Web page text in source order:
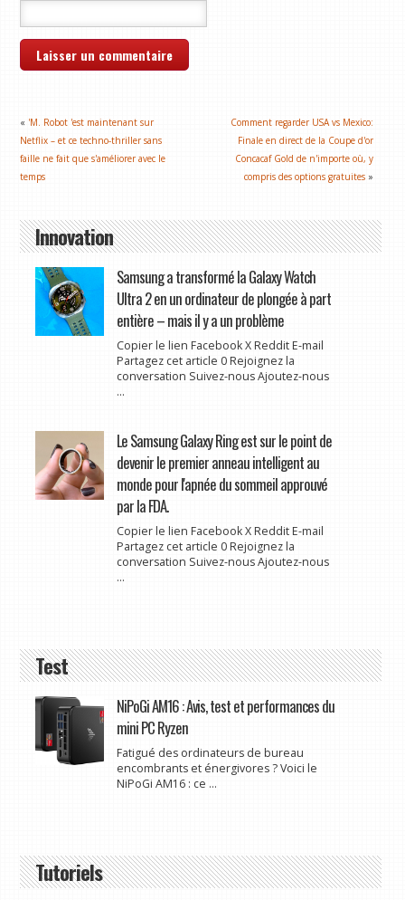
« 'M. Robot 'est maintenant sur
Netflix – et ce techno-thriller sans
faille ne fait que s'améliorer avec le
temps
Comment regarder USA vs Mexico:
Finale en direct de la Coupe d'or
Concacaf Gold de n'importe où, y
compris des options gratuites »
Innovation
Samsung a transformé la Galaxy Watch
Ultra 2 en un ordinateur de plongée à part
entière – mais il y a un problème
Copier le lien Facebook X Reddit E-mail
Partagez cet article 0 Rejoignez la
conversation Suivez-nous Ajoutez-nous
...
Le Samsung Galaxy Ring est sur le point de
devenir le premier anneau intelligent au
monde pour l'apnée du sommeil approuvé
par la FDA.
Copier le lien Facebook X Reddit E-mail
Partagez cet article 0 Rejoignez la
conversation Suivez-nous Ajoutez-nous
...
Test
NiPoGi AM16 : Avis, test et performances du
mini PC Ryzen
Fatigué des ordinateurs de bureau
encombrants et énergivores ? Voici le
NiPoGi AM16 : ce ...
Tutoriels